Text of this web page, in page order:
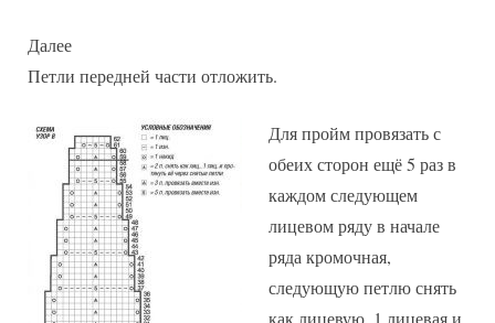
Далее
Петли передней части отложить.
Для пройм провязать с
обеих сторон ещё 5 раз в
каждом следующем
лицевом ряду в начале
ряда кромочная,
следующую петлю снять
как лицевую, 1 лицевая и